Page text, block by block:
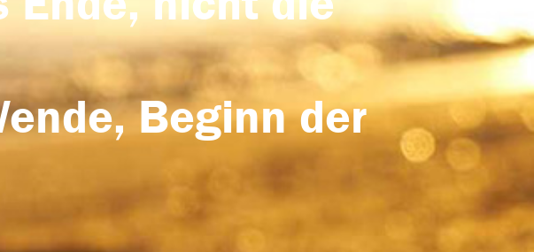
Beginn der